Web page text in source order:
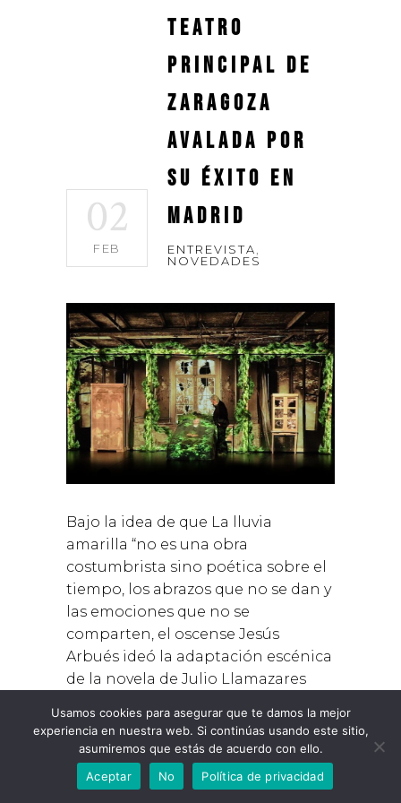
02
FEB
Teatro
Principal de
Zaragoza
avalada por
su éxito en
Madrid
ENTREVISTA,
NOVEDADES
Bajo la idea de que La lluvia
amarilla “no es una obra
costumbrista sino poética sobre el
tiempo, los abrazos que no se dan y
las emociones que no se
comparten, el oscense Jesús
Arbués ideó la adaptación escénica
de la novela de Julio Llamazares
España vacía tan en boga en la
actualidad)
LEER MÁS
Usamos cookies para asegurar que te damos la mejor
experiencia en nuestra web. Si continúas usando este sitio,
asumiremos que estás de acuerdo con ello.
Aceptar
No Política de privacidad